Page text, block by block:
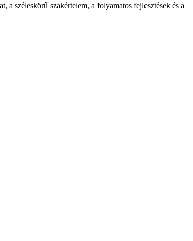
a széleskörű szakértelem, a folyamatos fejlesztések és a